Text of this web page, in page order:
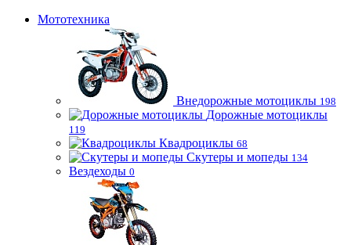
Мототехника
Внедорожные мотоциклы 198
Дорожные мотоциклы
119
Квадроциклы 68
Скутеры и мопеды 134
Вездеходы 0